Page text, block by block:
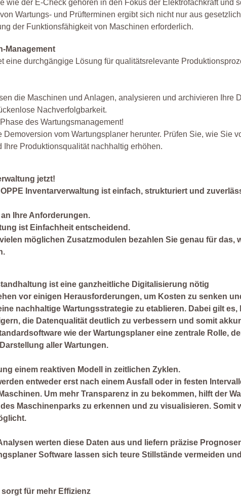
wie der E-Check gehören in den Fokus der Elektrofachkraft und
Wartungs- und Prüfterminen ergibt sich nicht nur aus
der Funktionsfähigkeit von Maschinen erforderlich.
Management
eine durchgängige Lösung für qualitätsrelevante
die Maschinen und Anlagen, analysieren und archivieren Ihre
Nachverfolgbarkeit.
des Wartungsmanagement!
Demoversion vom Wartungsplaner herunter. Prüfen Sie, wie Sie
Ihre Produktionsqualität nachhaltig erhöhen.
jetzt!
Inventarverwaltung ist einfach, strukturiert und
Ihre Anforderungen.
ist Einfachheit entscheidend.
möglichen Zusatzmodulen bezahlen Sie genau für das,
ist eine ganzheitliche Digitalisierung nötig
vor einigen Herausforderungen, um Kosten zu senken
nachhaltige Wartungsstrategie zu etablieren. Dabei gilt
die Datenqualität deutlich zu verbessern und somit
wie der Wartungsplaner eine zentrale Rolle,
aller Wartungen.
einem reaktiven Modell in zeitlichen Zyklen.
entweder erst nach einem Ausfall oder in festen
Um mehr Transparenz in zu bekommen, hilft der
Maschinenparks zu erkennen und zu visualisieren. Somit
werten diese Daten aus und liefern präzise
Software lassen sich teure Stillstände vermeiden
für mehr Effizienz